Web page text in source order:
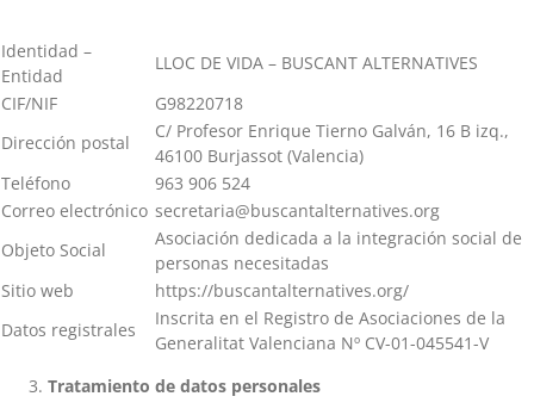
Identidad –
Entidad
LLOC DE VIDA – BUSCANT ALTERNATIVES
CIF/NIF
G98220718
Dirección postal
C/ Profesor Enrique Tierno Galván, 16 B izq.,
46100 Burjassot (Valencia)
Teléfono
963 906 524
Correo electrónico secretaria@buscantalternatives.org
Objeto Social
Asociación dedicada a la integración social de
personas necesitadas
Sitio web
https://buscantalternatives.org/
Datos registrales
Inscrita en el Registro de Asociaciones de la
Generalitat Valenciana Nº CV-01-045541-V
Tratamiento de datos personales